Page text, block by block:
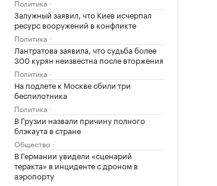
Политика
Залужный заявил, что Киев исчерпал
ресурс вооружений в конфликте
Политика
Лантратова заявила, что судьба более
300 курян неизвестна после вторжения
Политика
На подлете к Москве сбили три
беспилотника
Политика
В Грузии назвали причину полного
блэкаута в стране
Общество
В Германии увидели «сценарий
теракта» в инциденте с дроном в
аэропорту